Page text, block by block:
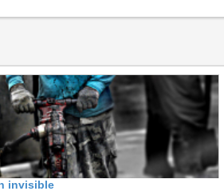
invisible